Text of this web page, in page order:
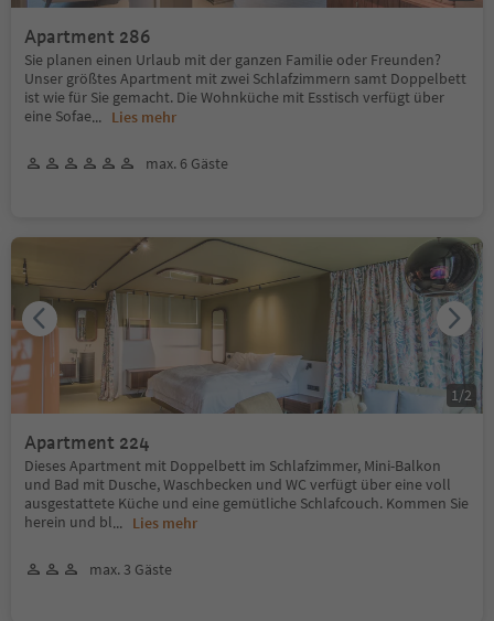
Apartment 286
Sie planen einen Urlaub mit der ganzen Familie oder Freunden?
Unser größtes Apartment mit zwei Schlafzimmern samt Doppelbett
ist wie für Sie gemacht. Die Wohnküche mit Esstisch verfügt über
eine Sofae... Lies mehr
max. 6 Gäste
Apartment 224
Dieses Apartment mit Doppelbett im Schlafzimmer, Mini-Balkon
und Bad mit Dusche, Waschbecken und WC verfügt über eine voll
ausgestattete Küche und eine gemütliche Schlafcouch. Kommen Sie
herein und bl... Lies mehr
max. 3 Gäste
1 /2